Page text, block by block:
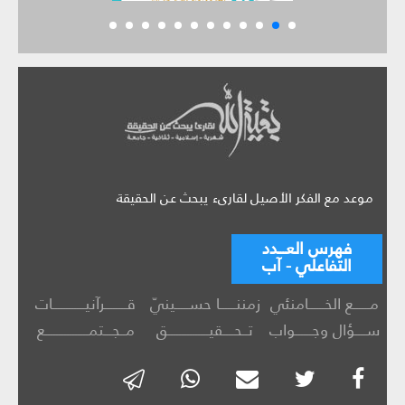
موعد مع الفكر الأصيل لقارىء يبحث عن الحقيقة
فهرس العـــدد
التفاعلي - آب
مــــــع الخــــــامنئي زمننــــــا حســـــينيّ
قــــــــرآنيــــــــــــات
ســــؤال وجــــــواب
تــحــــقيـــــــــــــــق مــجـــتمــــــــــــــــع